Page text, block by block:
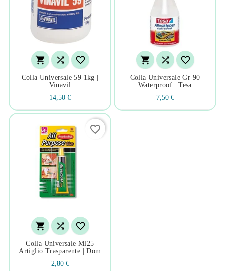
  
Colla Universale 59 1kg |
Vinavil
14,50 €
  
Colla Universale Gr 90
Waterproof | Tesa
7,50 €
  
Colla Universale Ml25
Artiglio Trasparente | Dom
2,80 €
favorite_border